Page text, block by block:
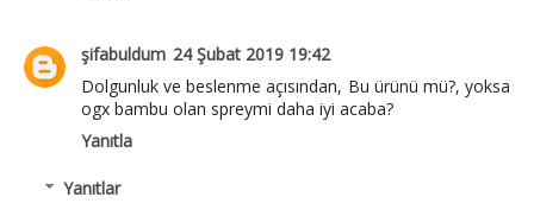
şifabuldum 24 Şubat 2019 19:42
Dolgunluk ve beslenme açısından, Bu ürünü mü?, yoksa
ogx bambu olan spreymi daha iyi acaba?
Yanıtla
Yanıtlar